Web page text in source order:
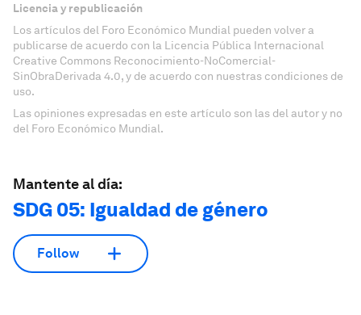
Licencia y republicación
Los artículos del Foro Económico Mundial pueden volver a
publicarse de acuerdo con la Licencia Pública Internacional
Creative Commons Reconocimiento-NoComercial-
SinObraDerivada 4.0, y de acuerdo con nuestras condiciones de
uso.
Las opiniones expresadas en este artículo son las del autor y no
del Foro Económico Mundial.
Mantente al día:
SDG 05: Igualdad de género
Follow